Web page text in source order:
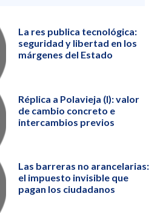
La res publica tecnológica:
seguridad y libertad en los
márgenes del Estado
Réplica a Polavieja (I): valor
de cambio concreto e
intercambios previos
Las barreras no arancelarias:
el impuesto invisible que
pagan los ciudadanos